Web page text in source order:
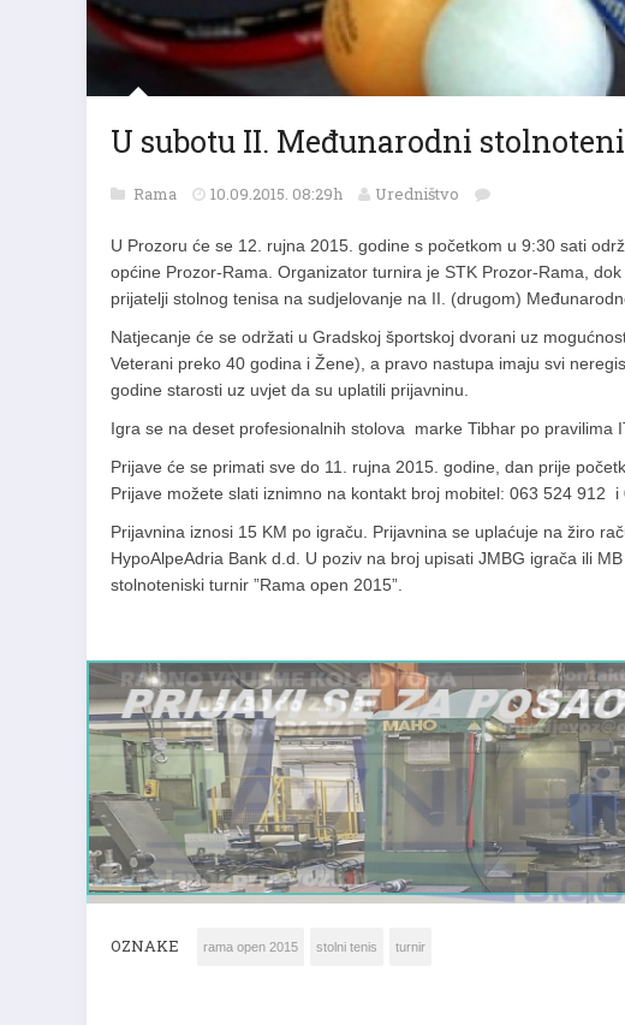
U subotu II. Međunarodni
Rama 10.09.2015. 08:29h Uredništvo
U Prozoru će se 12. rujna 2015. godine s početkom u 9:30 sati
općine Prozor-Rama. Organizator turnira je STK Prozor-Rama,
prijatelji stolnog tenisa na sudjelovanje na II. (drugom)
Natjecanje će se održati u Gradskoj športskoj dvorani uz
Veterani preko 40 godina i Žene), a pravo nastupa imaju svi
godine starosti uz uvjet da su uplatili prijavninu.
Igra se na deset profesionalnih stolova marke Tibhar po pravilima
Prijave će se primati sve do 11. rujna 2015. godine, dan prije
Prijave možete slati iznimno na kontakt broj mobitel: 063 524 912 i
Prijavnina iznosi 15 KM po igraču. Prijavnina se uplaćuje na žiro
HypoAlpeAdria Bank d.d. U poziv na broj upisati JMBG igrača ili
stolnoteniski turnir ”Rama open 2015”.
OZNAKE rama open 2015 stolni tenis turnir